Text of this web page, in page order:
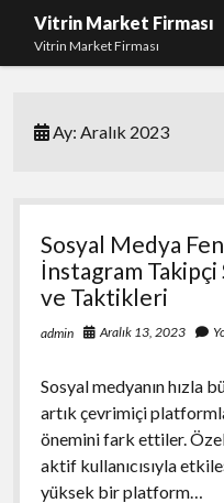
Vitrin Market Firması
Vitrin Market Firması
iPhone için Instagram
Retweet Atma Hilesi
Sayfa Listesi
Ay:Aralık 2023
Sosyal Medya
İnstagram
ve Taktikleri
admin Aralık 13, 2023
Sosyal medyanın hızla
artık çevrimiçi
önemini fark ettiler.
aktif kullanıcısıyla
yüksek bir platform…